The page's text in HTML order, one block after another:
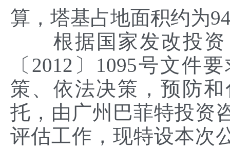
算，塔基占地面积约为
根据国家发改投资
〔2012〕1095号文件
策、依法决策，预防
托，由广州巴菲特投资
评估工作，现特设本次